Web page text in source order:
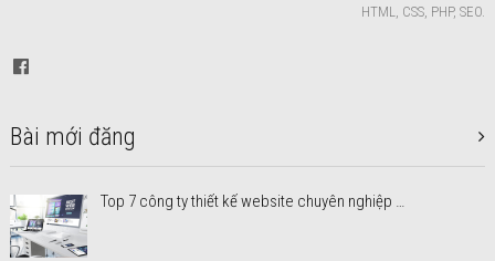
HTML, CSS, PHP, SEO.
Bài mới đăng
Top 7 công ty thiết kế website chuyên nghiệp …